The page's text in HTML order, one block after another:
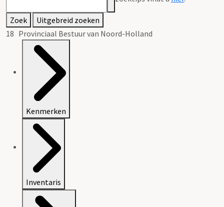
Zoek
Uitgebreid zoeken
18 Provinciaal Bestuur van Noord-Holland
Kenmerken
Inventaris